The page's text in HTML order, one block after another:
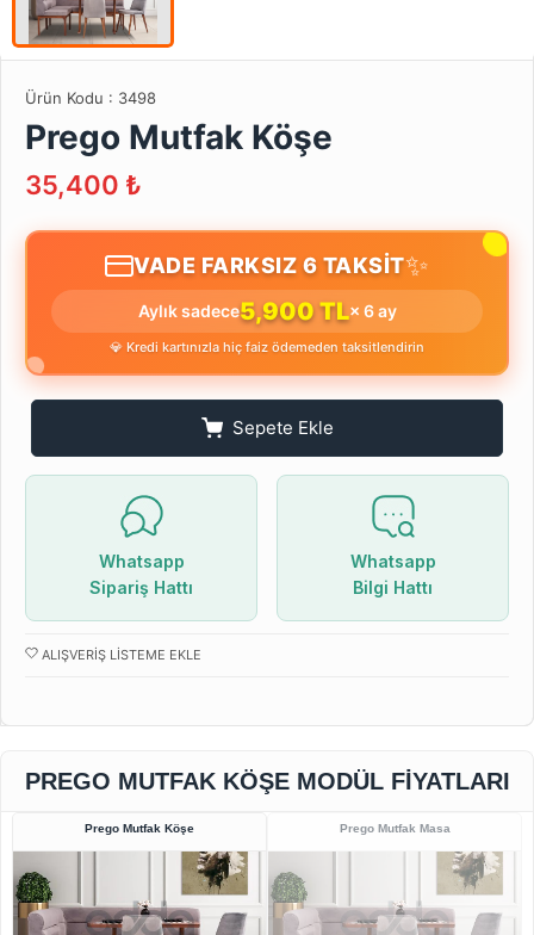
Ürün Kodu : 3498
Prego Mutfak Köşe
35,400 ₺
VADE FARKSIZ 6 TAKSİT✨
Aylık sadece5,900 TL× 6 ay
💎 Kredi kartınızla hiç faiz ödemeden taksitlendirin
Sepete Ekle
Whatsapp
Sipariş Hattı
Whatsapp
Bilgi Hattı
ALIŞVERIŞ LISTEME EKLE
PREGO MUTFAK KÖŞE MODÜL FIYATLARI
Prego Mutfak Köşe Prego Mutfak Masa